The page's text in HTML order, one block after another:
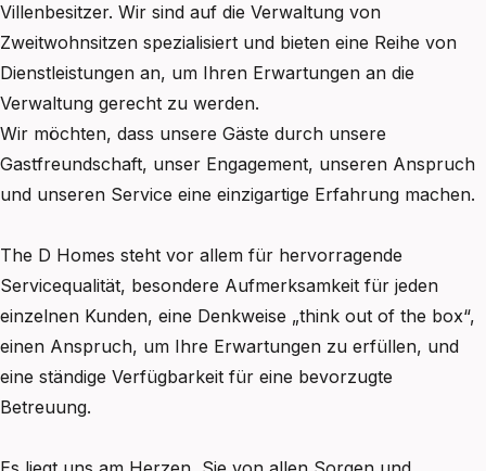
Villenbesitzer. Wir sind auf die Verwaltung von
Zweitwohnsitzen spezialisiert und bieten eine Reihe von
Dienstleistungen an, um Ihren Erwartungen an die
Verwaltung gerecht zu werden.
Wir möchten, dass unsere Gäste durch unsere
Gastfreundschaft, unser Engagement, unseren Anspruch
und unseren Service eine einzigartige Erfahrung machen.
The D Homes steht vor allem für hervorragende
Servicequalität, besondere Aufmerksamkeit für jeden
einzelnen Kunden, eine Denkweise „think out of the box“,
einen Anspruch, um Ihre Erwartungen zu erfüllen, und
eine ständige Verfügbarkeit für eine bevorzugte
Betreuung.